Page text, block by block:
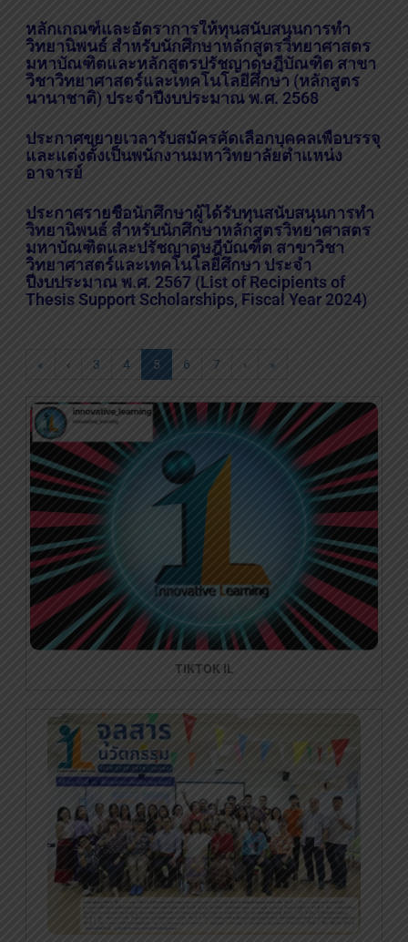
หลักเกณฑ์และอัตราการให้ทุนสนับสนุนการทำ
วิทยานิพนธ์ สำหรับนักศึกษาหลักสูตรวิทยาศาสตร
มหาบัณฑิตและหลักสูตรปรัชญาดุษฎีบัณฑิต สาขา
วิชาวิทยาศาสตร์และเทคโนโลยีศึกษา (หลักสูตร
นานาชาติ) ประจำปีงบประมาณ พ.ศ. 2568
ประกาศขยายเวลารับสมัครคัดเลือกบุคคลเพื่อบรรจุ
และแต่งตั้งเป็นพนักงานมหาวิทยาลัยตำแหน่ง
อาจารย์
ประกาศรายชื่อนักศึกษาผู้ได้รับทุนสนับสนุนการทำ
วิทยานิพนธ์ สำหรับนักศึกษาหลักสูตรวิทยาศาสตร
มหาบัณฑิตและปรัชญาดุษฎีบัณฑิต สาขาวิชา
วิทยาศาสตร์และเทคโนโลยีศึกษา ประจำ
ปีงบประมาณ พ.ศ. 2567 (List of Recipients of
Thesis Support Scholarships, Fiscal Year 2024)
« ‹ 3 4 5 6 7 › »
TIKTOK IL